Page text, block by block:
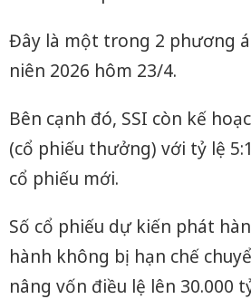
Đây là một trong 2 phương
niên 2026 hôm 23/4.
Bên cạnh đó, SSI còn kế
(cổ phiếu thưởng) với tỷ lệ
cổ phiếu mới.
Số cổ phiếu dự kiến phát
hành không bị hạn chế
nâng vốn điều lệ lên 30.000